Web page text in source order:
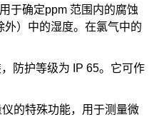
于确定ppm 范围内的腐蚀
）中的湿度。在氯气中的
防护等级为 IP 65。它可作
的特殊功能，用于测量微